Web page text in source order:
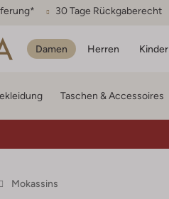
30 Tage Rückgaberecht
Damen Herren Kinder
Taschen & Accessoires
Mokassins